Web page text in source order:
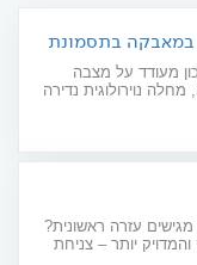
במאבקה בתסמונת
מעודד על מצבה
נוירולוגית נדירה
עזרה ראשונית?
יותר – צניחת